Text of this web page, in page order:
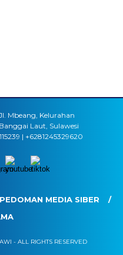
Mbeang, Kelurahan
Laut, Sulawesi
| +6281245329620
PEDOMAN MEDIA SIBER
- ALL RIGHTS RESERVED